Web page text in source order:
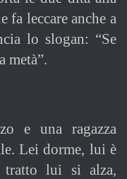
fa leccare anche a
lo slogan: “Se
metà”.
e una ragazza
Lei dorme, lui è
tratto lui si alza,